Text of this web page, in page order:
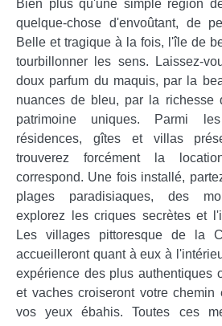
Bien plus qu'une simple région
quelque-chose d'envoûtant, de
Belle et tragique à la fois, l'île de
tourbillonner les sens. Laissez-
doux parfum du maquis, par la
nuances de bleu, par la richesse
patrimoine uniques. Parmi
résidences, gîtes et villas
trouverez forcément la
correspond. Une fois installé,
plages paradisiaques, des
explorez les criques secrètes et
Les villages pittoresque de la
accueilleront quant à eux à
expérience des plus authentiques
et vaches croiseront votre chemin
vos yeux ébahis. Toutes ces